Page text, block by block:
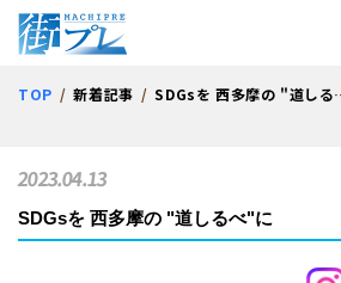
街プレ -東
TOP 新着記事 SDGsを 西多摩の "道しるべ"に
SDGsを 西多摩の "道しるべ"に
2023.04.13